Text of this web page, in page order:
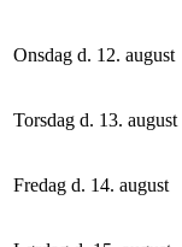
Onsdag d. 12. august
Torsdag d. 13. august
Fredag d. 14. august